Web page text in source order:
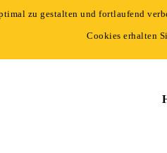
0 info@light-event.de
zu gestalten und fortlaufend
Cookies erhalten